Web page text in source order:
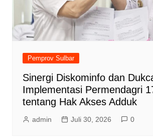
Pemprov Sulbar
Sinergi Diskominfo dan
Implementasi Permendagri
tentang Hak Akses Adduk
admin Juli 30, 2026 0